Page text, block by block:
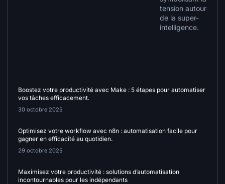
Boostez votre productivité avec Make : 5 étapes pour automatiser
vos tâches efficacement.
30 octobre 2025
Optimisez votre workflow avec n8n : automatisation facile pour
gagner en efficacité au quotidien.
29 octobre 2025
Maximisez votre productivité : solutions d’automatisation
incontournables pour les indépendants